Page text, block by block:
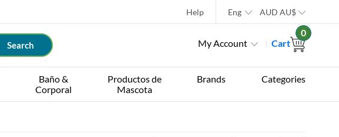
Help Eng AUD AU$
My Account Cart
0
Baño &
Corporal
Productos de
Mascota
Brands Categories